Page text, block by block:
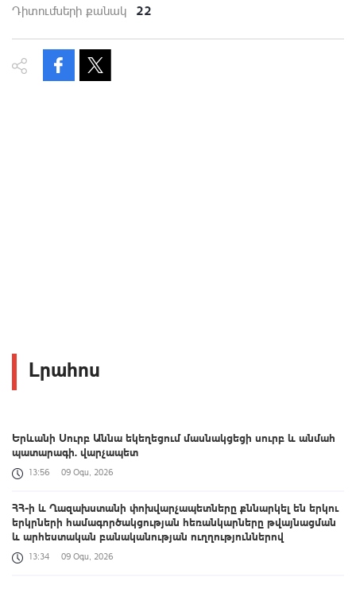
Դիտումների քանակ 22
Լրահոս
Երևանի Սուրբ Աննա եկեղեցում մասնակցեցի սուրբ և անմահ
պատարագի. վարչապետ
13:56 09 Օգս, 2026
ՀՀ-ի և Ղազախստանի փոխվարչապետները քննարկել են երկու
երկրների համագործակցության հեռանկարները թվայնացման
և արհեստական բանականության ուղղություններով
13:34 09 Օգս, 2026